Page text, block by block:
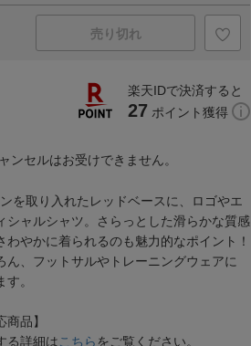
売り切れ
楽天IDで決済すると
27 ポイント獲得
ンセルはお受けできません。
を取り入れたレッドベースに、ロゴやエ
シャルシャツ。さらっとした滑らかな質感
やかに着られるのも魅力的なポイント！
ん、フットサルやトレーニングウェアに
。
商品】
る詳細は こちら をご覧ください。